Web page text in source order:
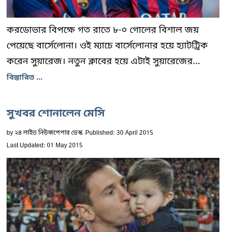
করডোভার বিপক্ষে গত রাতে ৮-০ গোলের বিশাল জয়
পেয়েছে বার্সেলোনা। ওই ম্যাচে বার্সেলোনার হয়ে হ্যাটট্রিক
করেন সুয়ারেজ। নতুন ক্লাবের হয়ে এটাই সুয়ারেজের...
বিস্তারিত ...
সুখবর শোনালেন মেসি
by২৪ লাইভ নিউজপেপার ডেস্ক Published: 30 April 2015
Last Updated: 01 May 2015